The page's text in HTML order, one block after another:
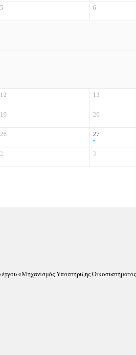
5 6
12 13
19 20
26 27
2 3
«Μηχανισμός Υποστήριξης Οικοσυστήματος